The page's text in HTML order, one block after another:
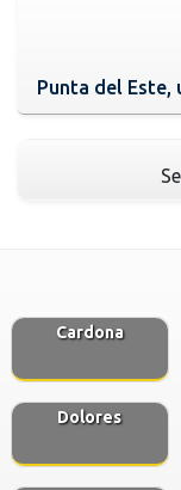
Punta del Este,
Cardona
Dolores